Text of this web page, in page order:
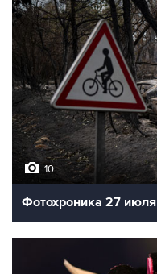
10
Фотохроника 27 июля